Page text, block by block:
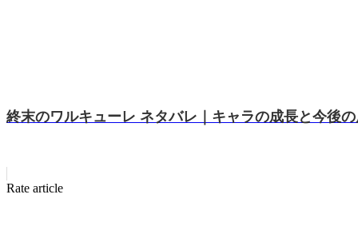
終末のワルキューレ ネタバレ｜キャラの成長と今後
Rate article